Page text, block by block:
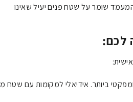
שומר על שטח פנים יעיל שאינו
לכם:
ביותר. אידיאלי למקומות עם שטח